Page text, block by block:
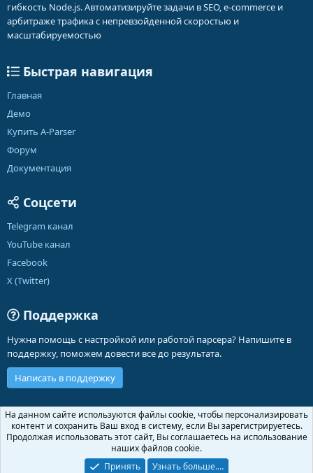
гибкость Node.js. Автоматизируйте задачи в SEO, e-commerce и
арбитраже трафика с непревзойденной скоростью и
масштабируемостью
Быстрая навигация
Главная
Демо
Купить A-Parser
Форум
Документация
Соцсети
Telegram канал
YouTube канал
Facebook
X (Twitter)
Поддержка
Нужна помощь с настройкой или работой парсера? Напишите в
поддержку, поможем довести все до результата.
Написать в поддержку
Russian (RU)
Обратная связь
Условия и правила
Политика конфиденциальности
Помощь
Community platform by XenForo ® © 2010-2026 XenForo Ltd.
На данном сайте используются файлы cookie, чтобы персонализировать
контент и сохранить Ваш вход в систему, если Вы зарегистрируетесь.
Продолжая использовать этот сайт, Вы соглашаетесь на использование
наших файлов cookie.
Принять
Узнать больше.…